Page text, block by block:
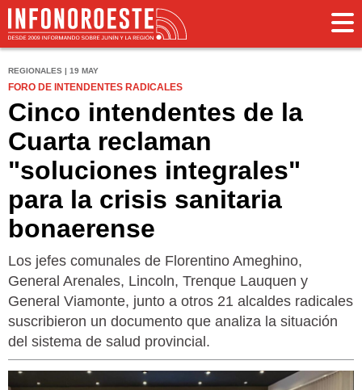
REGIONALES | 19 MAY
FORO DE INTENDENTES RADICALES
Cinco intendentes de la
Cuarta reclaman
"soluciones integrales"
para la crisis sanitaria
bonaerense
Los jefes comunales de Florentino Ameghino,
General Arenales, Lincoln, Trenque Lauquen y
General Viamonte, junto a otros 21 alcaldes radicales
suscribieron un documento que analiza la situación
del sistema de salud provincial.